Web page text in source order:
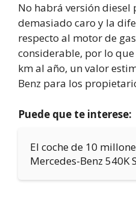
No habrá versión diesel
demasiado caro y la
respecto al motor de
considerable, por lo
km al año, un valor
Benz para los
Puede que te interese:
El coche de 10
Mercedes-Benz 540K